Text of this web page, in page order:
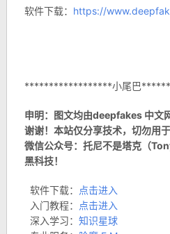
软件下载： https://
******************小尾巴
申明：图文均由deepfakes 中文
谢谢！本站仅分享技术，切勿用
微信公众号：托尼不是塔克（
黑科技！
软件下载：
点击进入
入门教程：
点击进入
深入学习： 知识星球